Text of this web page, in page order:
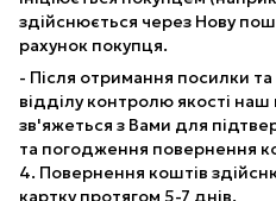
здійснюється через Нову
рахунок покупця.
- Після отримання посилки
відділу контролю якості
зв'яжеться з Вами для
та погодження повернення
4. Повернення коштів
картку протягом 5-7 днів.